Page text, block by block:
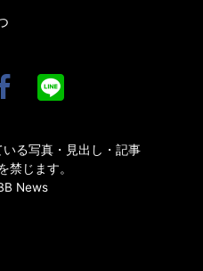
る写真・見出し・記事
禁じます。
News